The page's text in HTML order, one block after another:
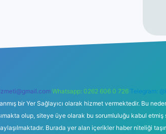
Whatsapp: 0262 606 0 726 Telegram:
bir Yer Sağlayıcı olarak hizmet vermektedir. Bu
olup, siteye üye olarak bu sorumluluğu kabul etmiş
Burada yer alan içerikler haber niteliği